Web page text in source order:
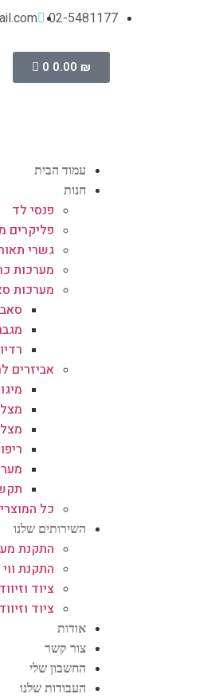
02-5481177
0.00 ₪
0
עמוד הבית
חנות
פנסי לד
פליקרים
גשרי
מערכות
מערכות
אביזרים
כל
השירותים שלנו
התקנת
התקנת
ציוד
ציוד
אודות
צור קשר
החשבון שלי
העבודות שלנו